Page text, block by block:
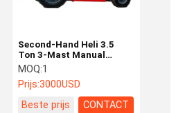
Second-Hand Heli 3.5
Ton 3-Mast Manual
Forklift, High-Strength
Steel Frame, Orange
Color, Perfect for Heavy-
Duty Material Handling in
Industrial and Logistics
MOQ:1
Prijs:3000USD
Beste prijs
CONTACT